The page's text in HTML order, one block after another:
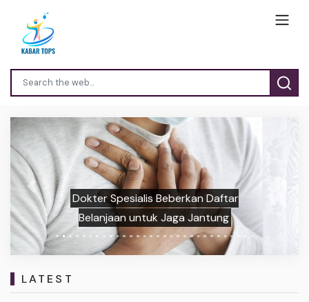
Dokter Spesialis Beberkan Daftar
Belanjaan untuk Jaga Jantung
Previous
LATEST